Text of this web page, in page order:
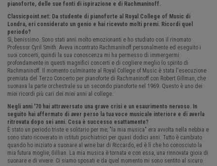
pianoforte, delle sue fonti di ispirazione e di Rachmaninoff.
Classicpoint.net: Da studente di pianoforte al Royal College of Music di
Londra, eri considerato un genio e hai ricevuto molti premi. Ricordi quel
periodo?
Sì, benissimo. Sono stati anni molto emozionanti e ho studiato con il rinomato
Professor Cyril Smith. Aveva incontrato Rachmaninoff personalmente ed eseguito i
suoi concerti, quindi la sua conoscenza mi ha permesso di immergermi
profondamente in questi magnifici concerti e di cogliere meglio lo spirito di
Rachmaninoff. Il momento culminante al Royal College of Music è stata l'esecuzione
premiata del Terzo Concerto per pianoforte di Rachmaninoff con Robert Gillman, che
suonava la parte orchestrale su un secondo pianoforte nel 1969. Questo è uno dei
miei ricordi più cari dei miei anni al college.
Negli anni '70 hai attraversato una grave crisi e un esaurimento nervoso. In
seguito hai affermato di aver perso la tua voce musicale interiore e di averla
ritrovata dopo sei anni. Cosa è successo esattamente?
È stato un periodo triste e solitario per me; "la mia musica" era avvolta nella nebbia e
sono stato ricoverato in istituti psichiatrici per quasi dodici anni. Tutto è cambiato
quando ho iniziato a suonare al wine bar di Riccardo, ed è lì che ho conosciuto la
mia futura moglie, Gillian. La mia musica è tornata e con essa, una rinnovata gioia di
suonare e di vivere. Ci siamo sposati e da quel momento mi sono sentito al sicuro.